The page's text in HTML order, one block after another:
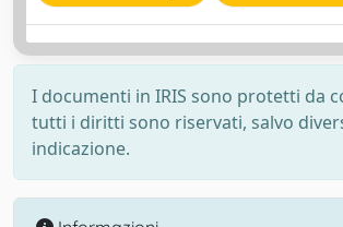
I documenti in IRIS sono protetti da
tutti i diritti sono riservati, salvo
indicazione.